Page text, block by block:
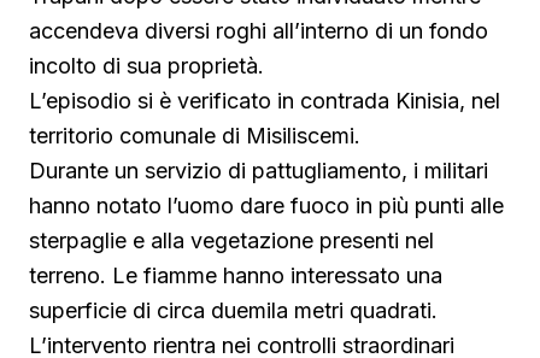
accendeva diversi roghi all’interno di un fondo
incolto di sua proprietà.
L’episodio si è verificato in contrada Kinisia, nel
territorio comunale di Misiliscemi.
Durante un servizio di pattugliamento, i militari
hanno notato l’uomo dare fuoco in più punti alle
sterpaglie e alla vegetazione presenti nel
terreno. Le fiamme hanno interessato una
superficie di circa duemila metri quadrati.
L’intervento rientra nei controlli straordinari